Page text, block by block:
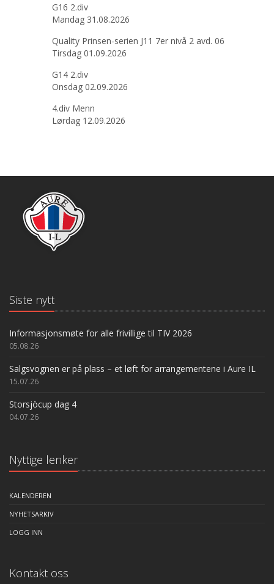
G16 2.div
Mandag 31.08.2026
Quality Prinsen-serien J11 7er nivå 2 avd. 06
Tirsdag 01.09.2026
G14 2.div
Onsdag 02.09.2026
4.div Menn
Lørdag 12.09.2026
Siste nytt
Informasjonsmøte for alle frivillige til TIV 2026
05.08.26
Salgsvognen er på plass – et løft for arrangementene i Aure IL
15.07.26
Storsjöcup dag 4
04.07.26
Nyttige lenker
KALENDEREN
NYHETSARKIV
LOGG INN
Kontakt oss